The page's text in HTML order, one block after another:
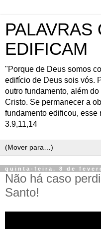
PALAVRAS
EDIFICAM
"Porque de Deus somos
edifício de Deus sois vós.
outro fundamento, além
Cristo. Se permanecer a
fundamento edificou,
3.9,11,14
quinta-feira, 8 de
Não há caso
Santo!